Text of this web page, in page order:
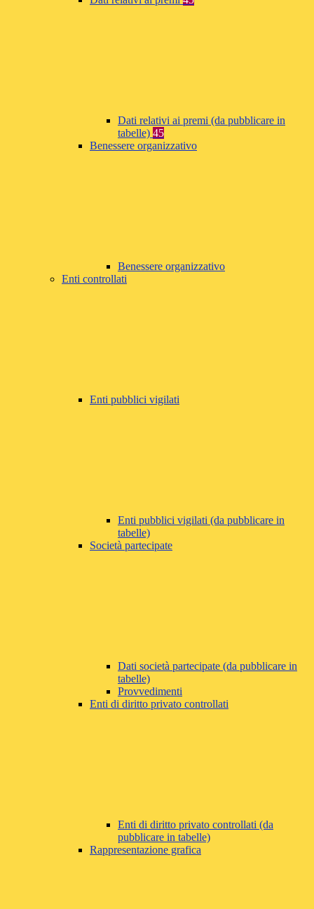
Dati relativi ai premi (da pubblicare in
tabelle) 45
Benessere organizzativo
Benessere organizzativo
Enti controllati
Enti pubblici vigilati
Enti pubblici vigilati (da pubblicare in
tabelle)
Società partecipate
Dati società partecipate (da pubblicare in
tabelle)
Provvedimenti
Enti di diritto privato controllati
Enti di diritto privato controllati (da
pubblicare in tabelle)
Rappresentazione grafica